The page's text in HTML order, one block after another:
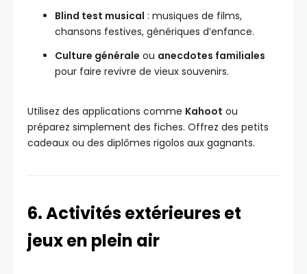
Blind test musical : musiques de films,
chansons festives, génériques d’enfance.
Culture générale ou anecdotes familiales
pour faire revivre de vieux souvenirs.
Utilisez des applications comme Kahoot ou
préparez simplement des fiches. Offrez des petits
cadeaux ou des diplômes rigolos aux gagnants.
6. Activités extérieures et
jeux en plein air